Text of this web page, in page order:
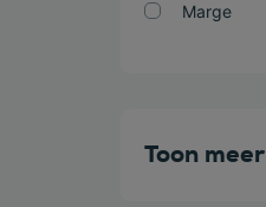
Marge
Toon meer